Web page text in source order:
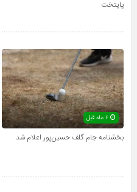
پایتخت
۶ ماه قبل
بخشنامه جام گلف حسین‌پور اعلام شد